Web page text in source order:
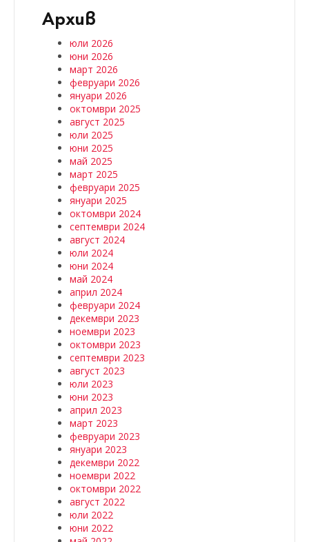
Архив
юли 2026
юни 2026
март 2026
февруари 2026
януари 2026
октомври 2025
август 2025
юли 2025
юни 2025
май 2025
март 2025
февруари 2025
януари 2025
октомври 2024
септември 2024
август 2024
юли 2024
юни 2024
май 2024
април 2024
февруари 2024
декември 2023
ноември 2023
октомври 2023
септември 2023
август 2023
юли 2023
юни 2023
април 2023
март 2023
февруари 2023
януари 2023
декември 2022
ноември 2022
октомври 2022
август 2022
юли 2022
юни 2022